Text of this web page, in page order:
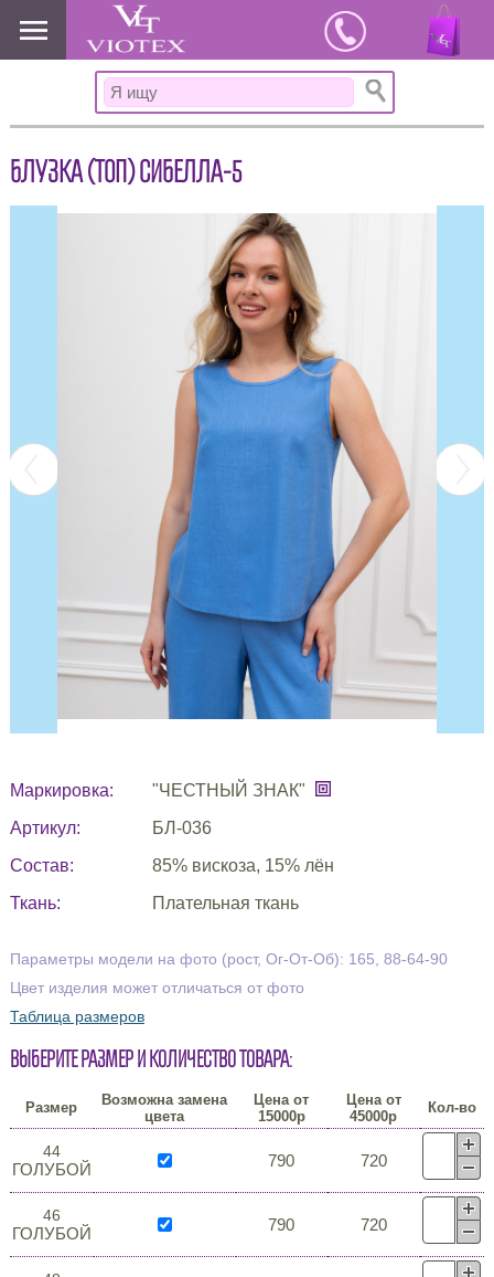
www.viotex37.ru
БЛУЗКА (ТОП) СИБЕЛЛА-5
Маркировка:
"ЧЕСТНЫЙ ЗНАК"
Артикул:
БЛ-036
Состав:
85% вискоза, 15% лён
Ткань:
Плательная ткань
Параметры модели на фото (рост, Ог-От-Об): 165, 88-64-90
Цвет изделия может отличаться от фото
Таблица размеров
Выберите размер и количество товара:
Размер
Возможна замена
цвета
Цена от
15000р
Цена от
45000р
Кол-во
44
ГОЛУБОЙ 790 720
46
ГОЛУБОЙ 790 720